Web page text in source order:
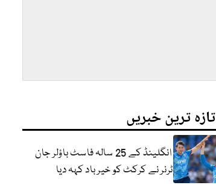
تازہ ترین خبریں
انگلینڈ کے 25 سالہ فاسٹ باؤلر جان
ٹرنر نے کرکٹ کو خیر باد کہہ دیا